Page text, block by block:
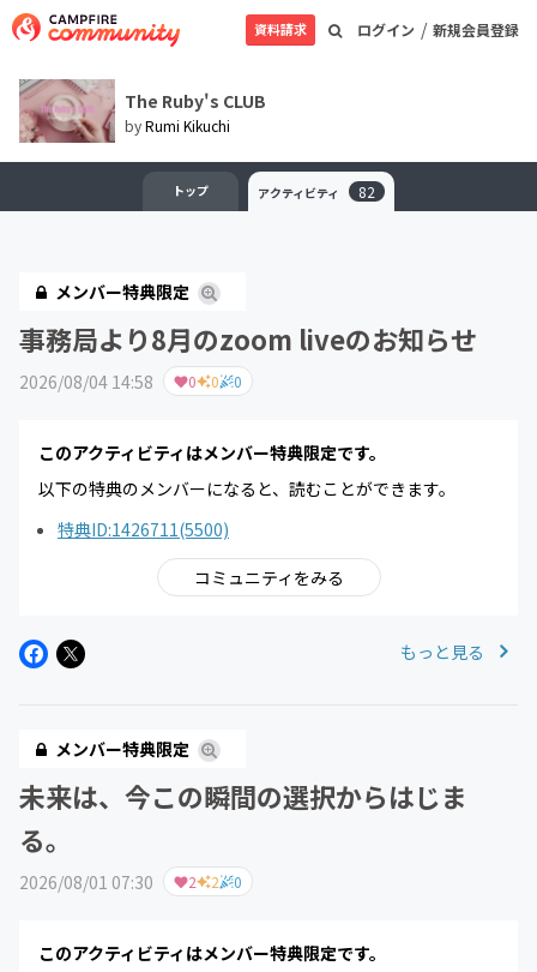
ログイン / 新規会員登録
資料請求
The Ruby's CLUB
byRumi Kikuchi
トップ アクティビティ 82
メンバー特典限定
事務局より8月のzoom liveのお知らせ
2026/08/04 14:58 0 0 0
このアクティビティはメンバー特典限定です。
以下の特典のメンバーになると、読むことができます。
特典ID:1426711(5500)
コミュニティをみる
もっと見る
メンバー特典限定
未来は、今この瞬間の選択からはじま
る。
2026/08/01 07:30 2 2 0
このアクティビティはメンバー特典限定です。